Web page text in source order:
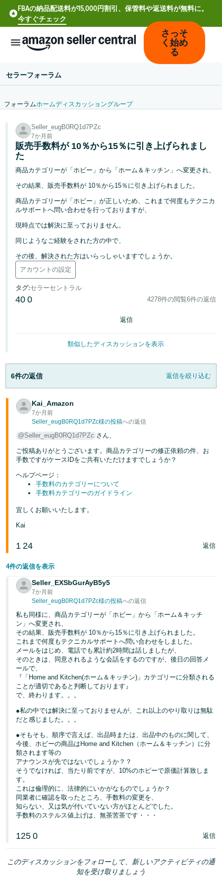
FBAの納品配送料が15,000円割引、保管料や返送料が無料に。
今すぐチェック
文
-
CN
Deutsch
- DE
Español
- ES
Français
- FR
Italiano
- IT
日
語
JP
English
- JP
ロ
グ
イ
ン
っ
く
始
る
さっそ
く始め
る
セラーフォーラム
フォーラムホームディスカッショングループ
Seller_eugB0RQ1d7PZc
7か月前
販売手数料が 10％から15％に引き上げられまし
た
商品カテゴリーが「ホビー」から「ホーム＆キッチン」へ変更され、
その結果、販売手数料が 10％から15％に引き上げられました。
商品カテゴリーが「ホビー」が正しいため、これまで何度もテクニカ
ルサポートへ問い合わせを行っておりますが、
現時点では解決に至っておりません。
同じようなご経験をされた方の中で、
その後、解決された方はいらっしゃいますでしょうか。
アカウントの設定
タグ:セラーセントラル
40 0 4278件の閲覧6件の返信
返信
類似したディスカッションを表示
6件の返信 返信を絞り込む
Kai_Amazon
7か月前
Seller_eugB0RQ1d7PZc様の投稿への返信
@Seller_eugB0RQ1d7PZc さん、
ご投稿ありがとうございます。商品カテゴリーの修正依頼の件、お
手数ですがケースIDをご共有いただけますでしょうか？
ヘルプページ：
手数料のカテゴリーについて
手数料カテゴリーのガイドライン
宜しくお願いいたします。
Kai
1 24 返信
4件の返信を表示
Seller_EXSbGurAyB5y5
7か月前
Seller_eugB0RQ1d7PZc様の投稿への返信
私も同様に、商品カテゴリーが「ホビー」から「ホーム＆キッチ
ン」へ変更され、
その結果、販売手数料が 10％から15％に引き上げられました。
これまで何度もテクニカルサポートへ問い合わせをしました。
メールをはじめ、電話でも累計約2時間は話しましたが、
そのときは、同意されるような会話をするのですが、後日の回答メ
ールで、
『「Home and Kitchen(ホーム＆キッチン)」カテゴリーに分類される
ことが適切であると判断しております』
で、終わります。。。
●私の中では解決に至っておりませんが、これ以上のやり取りは無駄
だと感じました。。。
●そもそも、順序で言えば、出品時または、出品中のものに関して、
今後、ホビーの商品はHome and Kitchen（ホーム＆キッチン）に分
類されます等の
アナウンスが先ではないでしょうか？？
そうでなければ、当たり前ですが、10%のホビーで原価計算致しま
す。
これは倫理的に、法律的にいかがなものでしょうか？
同業者に確認を取ったところ、手数料の変更を、
知らない、又は気が付いていない方がほとんどでした。
手数料のステルス値上げは、無茶苦茶です・・・
125 0 返信
このディスカッションをフォローして、新しいアクティビティの通
知を受け取りましょう